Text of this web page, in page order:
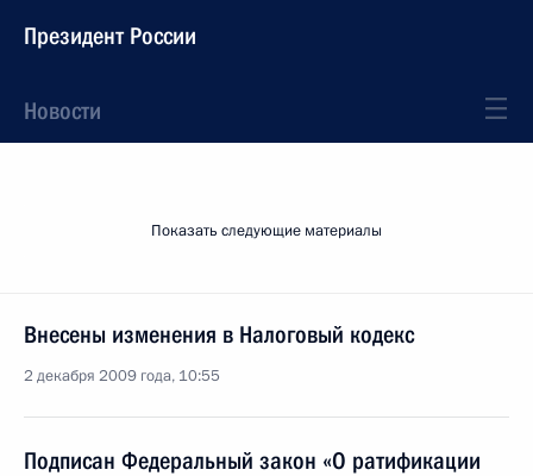
Президент России
Новости
Показать следующие материалы
Внесены изменения в Налоговый кодекс
2 декабря 2009 года, 10:55
Подписан Федеральный закон «О ратификации